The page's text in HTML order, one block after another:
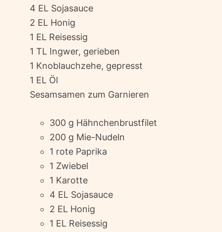
4 EL Sojasauce
2 EL Honig
1 EL Reisessig
1 TL Ingwer, gerieben
1 Knoblauchzehe, gepresst
1 EL Öl
Sesamsamen zum Garnieren
300 g Hähnchenbrustfilet
200 g Mie-Nudeln
1 rote Paprika
1 Zwiebel
1 Karotte
4 EL Sojasauce
2 EL Honig
1 EL Reisessig